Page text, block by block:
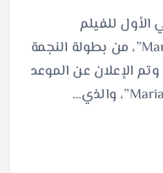
الأول للفيلم
السينمائي الجديد “‏Maria‏”، من ‏بطولة النجمة
وتم الإعلان عن الموعد